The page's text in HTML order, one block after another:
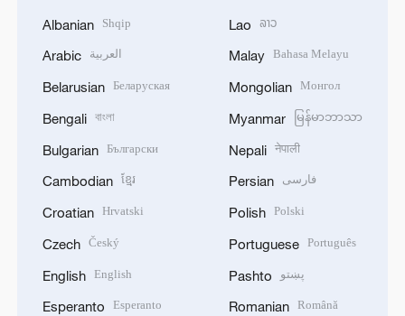
Albanian Shqip
Arabic العربية
Belarusian Беларуская
Bengali বাংলা
Bulgarian Български
Cambodian ខ្មែរ
Croatian Hrvatski
Czech Český
English English
Esperanto Esperanto
Lao ລາວ
Malay Bahasa Melayu
Mongolian Монгол
Myanmar မြန်မာဘာသာ
Nepali नेपाली
Persian فارسی
Polish Polski
Portuguese Português
Pashto پښتو
Romanian Română